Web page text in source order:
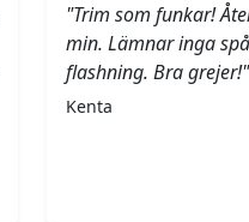
"Trim som funkar!
min. Lämnar inga
flashning. Bra grejer!"
Kenta